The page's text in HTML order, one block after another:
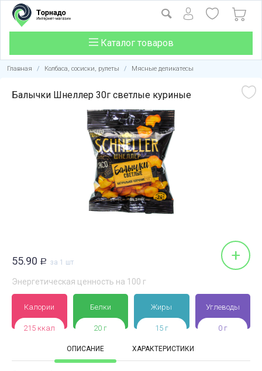
Каталог товаров
Главная / Колбаса, сосиски, рулеты / Мясные деликатесы
Балычки Шнеллер 30г светлые куриные
55.90 Р за 1 шт +
Энергетическая ценность на 100 г
Калории
215 ккал
Белки
20 г
Жиры
15 г
Углеводы
0 г
ОПИСАНИЕ ХАРАКТЕРИСТИКИ